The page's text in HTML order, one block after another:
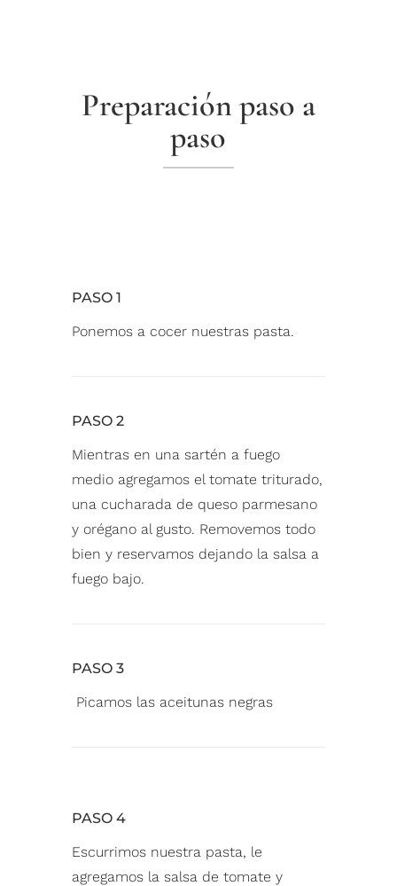
Preparación paso a
paso
PASO 1
Ponemos a cocer nuestras pasta.⁠
PASO 2
Mientras en una sartén a fuego
medio agregamos el tomate triturado,
una cucharada de queso parmesano
y orégano al gusto. Removemos todo
bien y reservamos dejando la salsa a
fuego bajo. ⁠
PASO 3
Picamos las aceitunas negras⁠
PASO 4
Escurrimos nuestra pasta, le
agregamos la salsa de tomate y